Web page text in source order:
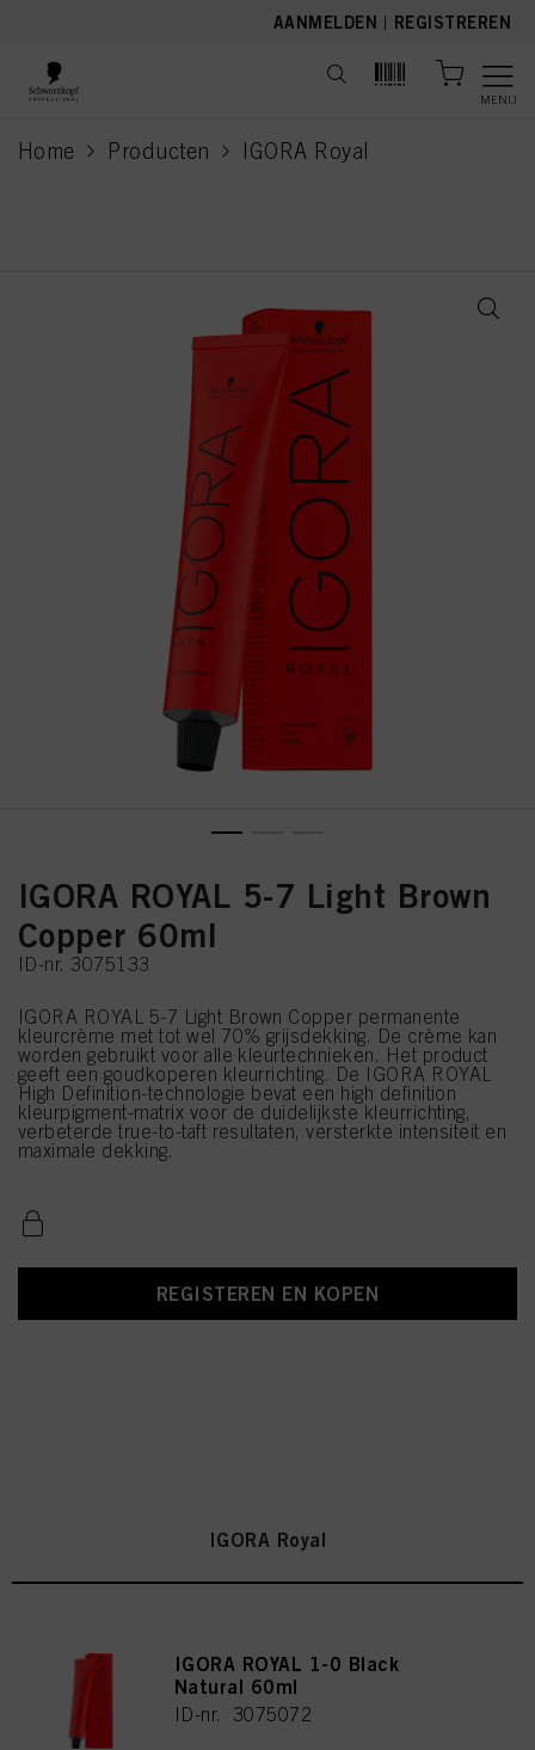
AANMELDEN | REGISTREREN
MENU
Home Producten IGORA Royal
current page
IGORA ROYAL 5-7 Light Brown
Copper 60ml
ID-nr. 3075133
IGORA ROYAL 5-7 Light Brown Copper permanente
kleurcrème met tot wel 70% grijsdekking. De crème kan
worden gebruikt voor alle kleurtechnieken. Het product
geeft een goudkoperen kleurrichting. De IGORA ROYAL
High Definition-technologie bevat een high definition
kleurpigment-matrix voor de duidelijkste kleurrichting,
verbeterde true-to-taft resultaten, versterkte intensiteit en
maximale dekking.
REGISTEREN EN KOPEN
IGORA Royal
IGORA ROYAL 1-0 Black
Natural 60ml
ID-nr. 3075072